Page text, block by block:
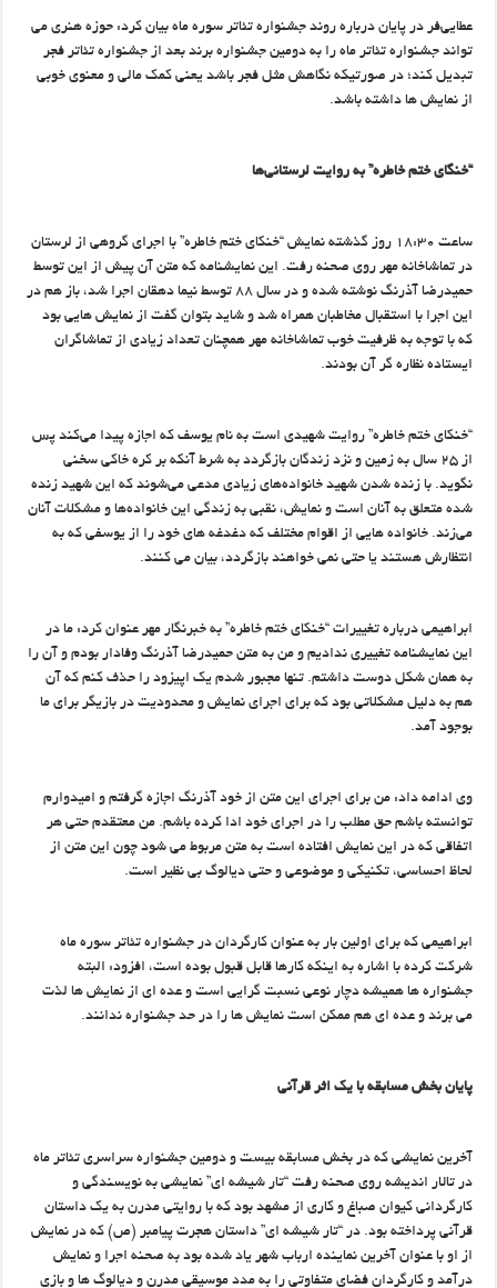
عطایی‌فر در پایان درباره روند جشنواره تئاتر سوره ماه بیان کرد: حوزه هنری می
تواند جشنواره تئاتر ماه را به دومین جشنواره برند بعد از جشنواره تئاتر فجر
تبدیل کند؛ در صورتیکه نگاهش مثل فجر باشد یعنی کمک مالی و معنوی خوبی
از نمایش ها داشته باشد.
“خنگای ختم خاطره” به روایت لرستانی‌ها
ساعت ۱۸:۳۰ روز گذشته نمایش “خنکای ختم خاطره” با اجرای گروهی از لرستان
در تماشاخانه مهر روی صحنه رفت. این نمایشنامه که متن آن پیش از این توسط
حمیدرضا آذرنگ نوشته شده و در سال ۸۸ توسط نیما دهقان اجرا شد، باز هم در
این اجرا با استقبال مخاطبان همراه شد و شاید بتوان گفت از نمایش هایی بود
که با توجه به ظرفیت خوب تماشاخانه مهر همچنان تعداد زیادی از تماشاگران
ایستاده نظاره گر آن بودند.
“خنکای ختم خاطره” روایت شهیدی است به نام یوسف که اجازه پیدا می‌کند پس
از ۲۵ سال به زمین و نزد زندگان بازگردد به شرط آنکه بر کره خاکی سخنی
نگوید. با زنده ‌شدن شهید خانواده‌های زیادی مدعی می‌شوند که این شهید زنده
شده متعلق به آنان است و نمایش، نقبی به زندگی این خانواده‌ها و مشکلات آنان
می‌زند. خانواده هایی از اقوام مختلف که دغدغه های خود را از یوسفی که به
انتظارش هستند یا حتی نمی خواهند بازگردد، بیان می کنند.
ابراهیمی درباره تغییرات “خنکای ختم خاطره” به خبرنگار مهر عنوان کرد: ما در
این نمایشنامه تغییری ندادیم و من به متن حمیدرضا آذرنگ وفادار بودم و آن را
به همان شکل دوست داشتم. تنها مجبور شدم یک اپیزود را حذف کنم که آن
هم به دلیل مشکلاتی بود که برای اجرای نمایش و محدودیت در بازیگر برای ما
بوجود آمد.
وی ادامه داد: من برای اجرای این متن از خود آذرنگ اجازه گرفتم و امیدوارم
توانسته باشم حق مطلب را در اجرای خود ادا کرده باشم. من معتقدم حتی هر
اتفاقی که در این نمایش افتاده است به متن مربوط می شود چون این متن از
لحاظ احساسی، تکنیکی و موضوعی و حتی دیالوگ بی نظیر است.
ابراهیمی که برای اولین بار به عنوان کارگردان در جشنواره تئاتر سوره ماه
شرکت کرده با اشاره به اینکه کارها قابل قبول بوده است، افزود: البته
جشنواره ها همیشه دچار نوعی نسبت گرایی است و عده ای از نمایش ها لذت
می برند و عده ای هم ممکن است نمایش ها را در حد جشنواره ندانند.
پایان بخش مسابقه با یک اثر قرآنی
آخرین نمایشی که در بخش مسابقه بیست و دومین جشنواره سراسری تئاتر ماه
در تالار اندیشه روی صحنه رفت “تار شیشه ای” نمایشی به نویسندگی و
کارگردانی کیوان صباغ و کاری از مشهد بود که با روایتی مدرن به یک داستان
قرآنی پرداخته بود. در “تار شیشه ای” داستان هجرت پیامبر (ص) که در نمایش
از او با عنوان آخرین نماینده ارباب شهر یاد شده بود به صحنه اجرا و نمایش
درآمد و کارگردان فضای متفاوتی را به مدد موسیقی مدرن و دیالوگ ها و بازی